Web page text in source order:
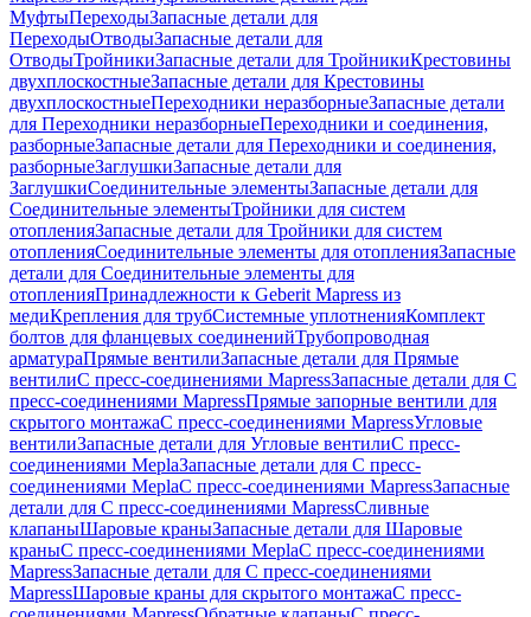
МуфтыПереходыЗапасные детали для
ПереходыОтводыЗапасные детали для
ОтводыТройникиЗапасные детали для ТройникиКрестовины
двухплоскостныеЗапасные детали для Крестовины
двухплоскостныеПереходники неразборныеЗапасные детали
для Переходники неразборныеПереходники и соединения,
разборныеЗапасные детали для Переходники и соединения,
разборныеЗаглушкиЗапасные детали для
ЗаглушкиСоединительные элементыЗапасные детали для
Соединительные элементыТройники для систем
отопленияЗапасные детали для Тройники для систем
отопленияСоединительные элементы для отопленияЗапасные
детали для Соединительные элементы для
отопленияПринадлежности к Geberit Mapress из
медиКрепления для трубСистемные уплотненияКомплект
болтов для фланцевых соединенийТрубопроводная
арматураПрямые вентилиЗапасные детали для Прямые
вентилиС пресс-соединениями MapressЗапасные детали для С
пресс-соединениями MapressПрямые запорные вентили для
скрытого монтажаС пресс-соединениями MapressУгловые
вентилиЗапасные детали для Угловые вентилиС пресс-
соединениями MeplaЗапасные детали для С пресс-
соединениями MeplaС пресс-соединениями MapressЗапасные
детали для С пресс-соединениями MapressСливные
клапаныШаровые краныЗапасные детали для Шаровые
краныС пресс-соединениями MeplaС пресс-соединениями
MapressЗапасные детали для С пресс-соединениями
MapressШаровые краны для скрытого монтажаС пресс-